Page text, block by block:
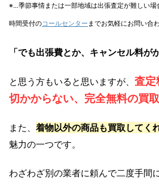
※…季節事情または一部地域は出張査定が難しい
時間受付のコールセンター までお気軽にお問い合
「でも出張費とか、キャンセル料が
と思う方もいると思いますが、 査定
切かからない、完全無料の買
また、 着物以外の商品も買取してく
魅力の一つです。
わざわざ別の業者に頼んで二度手間